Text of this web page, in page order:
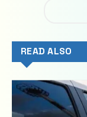
READ ALSO